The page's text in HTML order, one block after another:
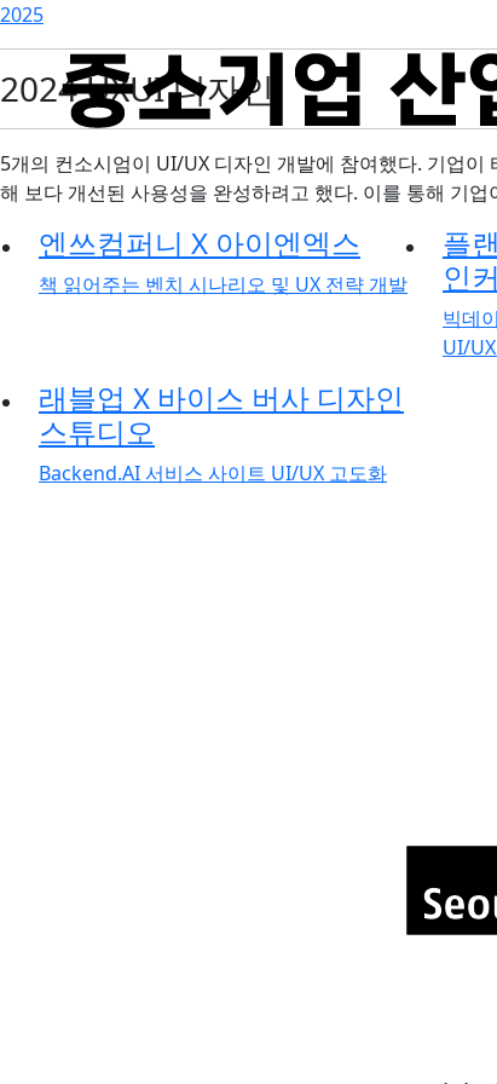
2025
2024 UXUI 디자인
5개의 컨소시엄이 UI/UX 디자인 개발에 참여했다. 기업
해 보다 개선된 사용성을 완성하려고 했다. 이를 통해 기
엔쓰컴퍼니 X 아이엔엑스
책 읽어주는 벤치 시나리오 및 UX 전략 개발
플
인
빅데
UI/
래블업 X 바이스 버사 디자인
스튜디오
Backend.AI 서비스 사이트 UI/UX 고도화